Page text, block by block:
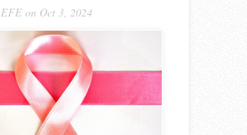
EFEon Oct 3, 2024